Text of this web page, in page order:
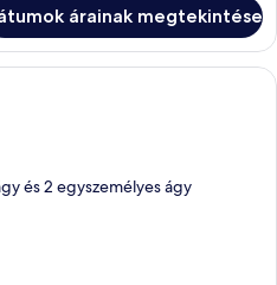
árainak megtekintése
Egy szállodai szoba, amelyben ágy,
és 2 egyszemélyes ágy